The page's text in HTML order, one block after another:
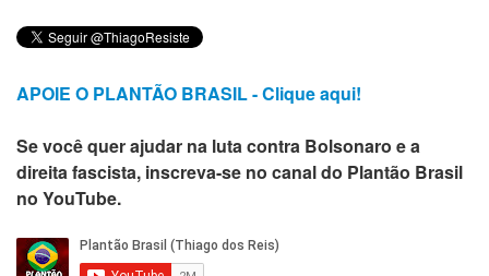
APOIE O PLANTÃO BRASIL - Clique aqui!
Se você quer ajudar na luta contra Bolsonaro e a
direita fascista, inscreva-se no canal do Plantão Brasil
no YouTube.